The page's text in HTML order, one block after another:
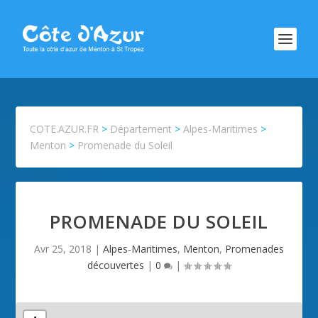
COTE.AZUR.FR > Département >Alpes-Maritimes >
Menton > Promenade du Soleil
PROMENADE DU SOLEIL
Avr 25, 2018 | Alpes-Maritimes, Menton, Promenades
découvertes | 0 |